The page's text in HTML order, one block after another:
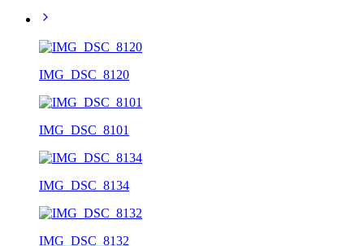
IMG_DSC_8120
IMG_DSC_8101
IMG_DSC_8134
IMG_DSC_8132